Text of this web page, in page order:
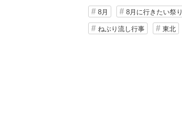
8月 8月に行きたい祭り
ねぶり流し行事 東北